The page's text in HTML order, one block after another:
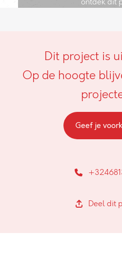
Dit project is
Op de hoogte
Geef je
Deel dit